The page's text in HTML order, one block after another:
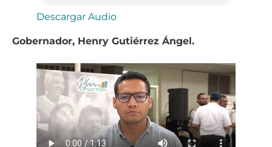
Descargar Audio
Gobernador, Henry Gutiérrez Ángel.